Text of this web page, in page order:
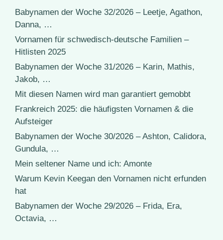
Babynamen der Woche 32/2026 – Leetje, Agathon,
Danna, …
Vornamen für schwedisch-deutsche Familien –
Hitlisten 2025
Babynamen der Woche 31/2026 – Karin, Mathis,
Jakob, …
Mit diesen Namen wird man garantiert gemobbt
Frankreich 2025: die häufigsten Vornamen & die
Aufsteiger
Babynamen der Woche 30/2026 – Ashton, Calidora,
Gundula, …
Mein seltener Name und ich: Amonte
Warum Kevin Keegan den Vornamen nicht erfunden
hat
Babynamen der Woche 29/2026 – Frida, Era,
Octavia, …